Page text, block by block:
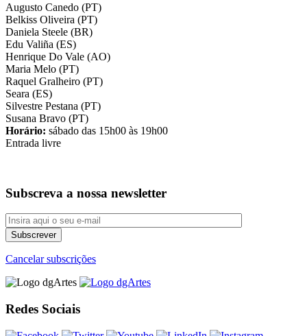
Augusto Canedo (PT)
Belkiss Oliveira (PT)
Daniela Steele (BR)
Edu Valiña (ES)
Henrique Do Vale (AO)
Maria Melo (PT)
Raquel Gralheiro (PT)
Seara (ES)
Silvestre Pestana (PT)
Susana Bravo (PT)
Horário: sábado das 15h00 às 19h00
Entrada livre
Subscreva a nossa newsletter
Cancelar subscrições
Redes Sociais